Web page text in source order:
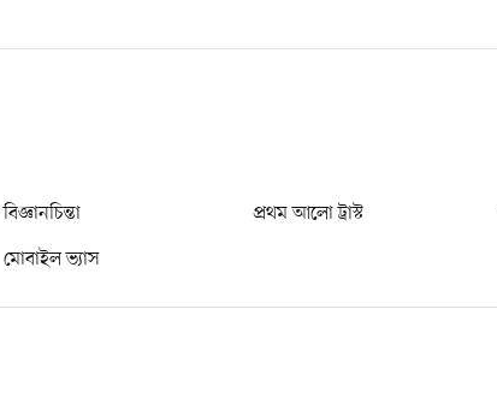
বিজ্ঞানচিন্তা প্রথম আলো ট্রাস্ট
মোবাইল ভ্যাস